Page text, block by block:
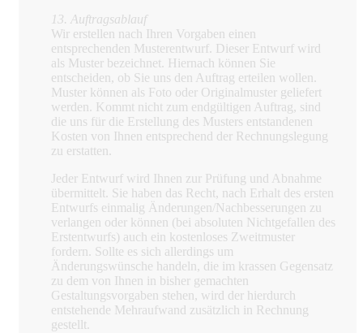
13. Auftragsablauf
Wir erstellen nach Ihren Vorgaben einen
entsprechenden Musterentwurf. Dieser Entwurf wird
als Muster bezeichnet. Hiernach können Sie
entscheiden, ob Sie uns den Auftrag erteilen wollen.
Muster können als Foto oder Originalmuster geliefert
werden. Kommt nicht zum endgültigen Auftrag, sind
die uns für die Erstellung des Musters entstandenen
Kosten von Ihnen entsprechend der Rechnungslegung
zu erstatten.
Jeder Entwurf wird Ihnen zur Prüfung und Abnahme
übermittelt. Sie haben das Recht, nach Erhalt des ersten
Entwurfs einmalig Änderungen/Nachbesserungen zu
verlangen oder können (bei absoluten Nichtgefallen des
Erstentwurfs) auch ein kostenloses Zweitmuster
fordern. Sollte es sich allerdings um
Änderungswünsche handeln, die im krassen Gegensatz
zu dem von Ihnen in bisher gemachten
Gestaltungsvorgaben stehen, wird der hierdurch
entstehende Mehraufwand zusätzlich in Rechnung
gestellt.